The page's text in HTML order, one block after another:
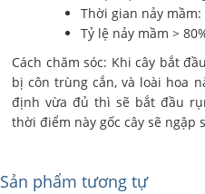
Thời gian nảy mầm:
Tỷ lệ nảy mầm >
Cách chăm sóc: Khi cây bắt
bị côn trùng cắn, và loài hoa
định vừa đủ thì sẽ bắt đầu
thời điểm này gốc cây sẽ ngập
Sản phẩm tương tự